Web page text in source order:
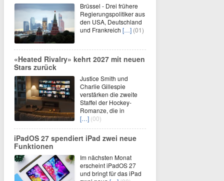
Brüssel - Drei frühere
Regierungspolitiker aus
den USA, Deutschland
und Frankreich […] (01)
«Heated Rivalry» kehrt 2027 mit neuen
Stars zurück
Justice Smith und
Charlie Gillespie
verstärken die zweite
Staffel der Hockey-
Romanze, die in
[…] (00)
iPadOS 27 spendiert iPad zwei neue
Funktionen
Im nächsten Monat
erscheint iPadOS 27
und bringt für das iPad